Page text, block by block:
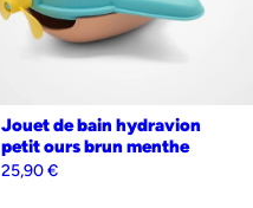
Jouet de bain hydravion
petit ours brun menthe
25,90€